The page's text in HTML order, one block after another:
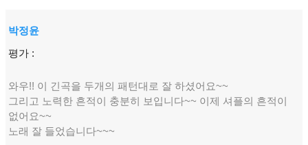
박정윤
평가 :
와우!! 이 긴곡을 두개의 패턴대로 잘 하셨어요~~
그리고 노력한 흔적이 충분히 보입니다~~ 이제 셔플의 흔적이
없어요~~
노래 잘 들었습니다~~~